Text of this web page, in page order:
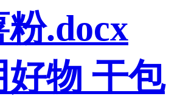
.docx
好物 干包